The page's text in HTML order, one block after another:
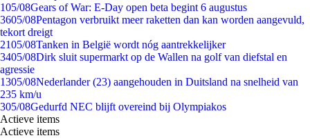
105/08Gears of War: E-Day open beta begint 6 augustus
3605/08Pentagon verbruikt meer raketten dan kan worden aangevuld,
tekort dreigt
2105/08Tanken in België wordt nóg aantrekkelijker
3405/08Dirk sluit supermarkt op de Wallen na golf van diefstal en
agressie
1305/08Nederlander (23) aangehouden in Duitsland na snelheid van
235 km/u
305/08Gedurfd NEC blijft overeind bij Olympiakos
Actieve items
Actieve items